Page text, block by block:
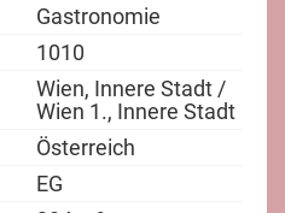
Gastronomie
1010
Wien, Innere Stadt /
Wien 1., Innere Stadt
Österreich
EG